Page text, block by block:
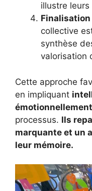
illustre leurs
collective
synthèse
valorisation
Cette approche
en impliquant
émotionnellement
processus. Ils
marquante et un
leur mémoire.